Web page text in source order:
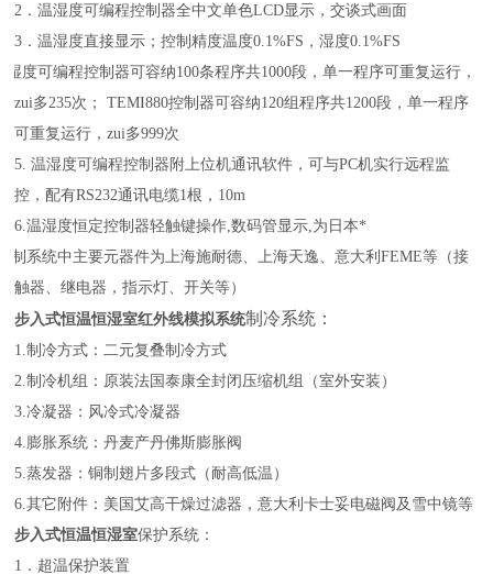
2 ．温湿度可编程控制器全中文单色LCD显示，交谈式画面
3 ．温湿度直接显示；控制精度温度0.1%FS ，湿度0.1%FS
湿度可编程控制器可容纳100条程序共1000段，单一程序可重复运行，
zui多235次； TEMI880控制器可容纳120组程序共1200段，单一程序
可重复运行，zui多999次
5.温湿度可编程控制器附上位机通讯软件，可与PC机实行远程监
控，配有RS232通讯电缆1根， 10m
6.温湿度恒定控制器轻触键操作 ,数码管显示 为日本*
制系统中主要元器件为上海施耐德、上海天逸、意大利FEME等（接
触器、继电器，指示灯、开关等）
步入式恒温恒湿室红外线模拟系统制冷系统：
1.制冷方式：二元复叠制冷方式
2.制冷机组：原装法国泰康全封闭压缩机组（室外安装）
3.冷凝器：风冷式冷凝器
4. 膨胀系统：丹麦产丹佛斯膨胀阀
5.蒸发器：铜制翅片多段式（耐高低温）
6.其它附件：美国艾高干燥过滤器，意大利卡士妥电磁阀及雪中镜等
步入式恒温恒湿室保护系统：
1 ．超温保护装置